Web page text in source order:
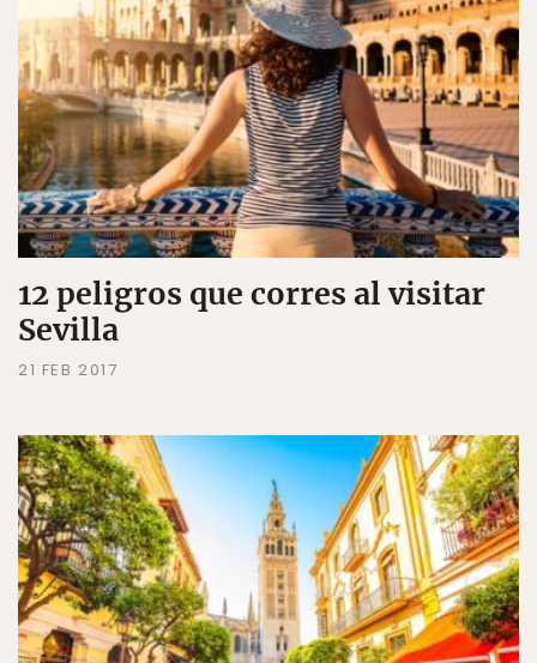
12 peligros que corres al visitar
Sevilla
21 FEB 2017